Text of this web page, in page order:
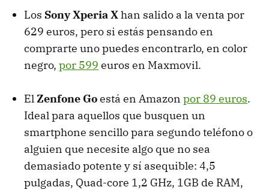
Los Sony Xperia Xhan salido a la venta por
629 euros, pero si estás pensando en
comprarte uno puedes encontrarlo, en color
negro, por 599 euros en Maxmovil.
ElZenfone Goestá en Amazon por 89 euros.
Ideal para aquellos que busquen un
smartphone sencillo para segundo teléfono o
alguien que necesite algo que no sea
demasiado potente y sí asequible: 4,5
pulgadas, Quad-core 1,2 GHz, 1GB de RAM,